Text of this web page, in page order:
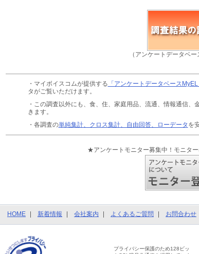
（アンケートデータベ
・マイボイスコムが提供する 「アンケートデータベースMyEL
タがご覧いただけます。
・この調査以外にも、食、住、家庭用品、流通、情報通信、
きます。
・各調査の単純集計、クロス集計、自由回答、ローデータ を
★アンケートモニター募集中！モニタ
HOME 新着情報 会社案内 よくあるご質問 お問合わせ
プライバシー保護のため128ビッ